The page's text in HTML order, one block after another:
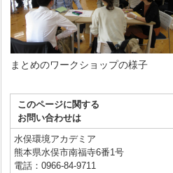
まとめのワークショップの様子
このページに関する
お問い合わせは
水俣環境アカデミア
熊本県水俣市南福寺6番1号
電話：0966-84-9711